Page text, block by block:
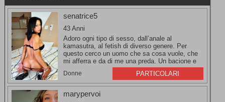
senatrice5
43 Anni
Adoro ogni tipo di sesso, dall’anale al
kamasutra, al fetish di diverso genere. Per
questo cerco un uomo che sa cosa vuole, che
mi afferra e da di me una preda. Un bacione e
aspetto che mi scrivi, ti desidero.
Donne PARTICOLARI
marypervoi